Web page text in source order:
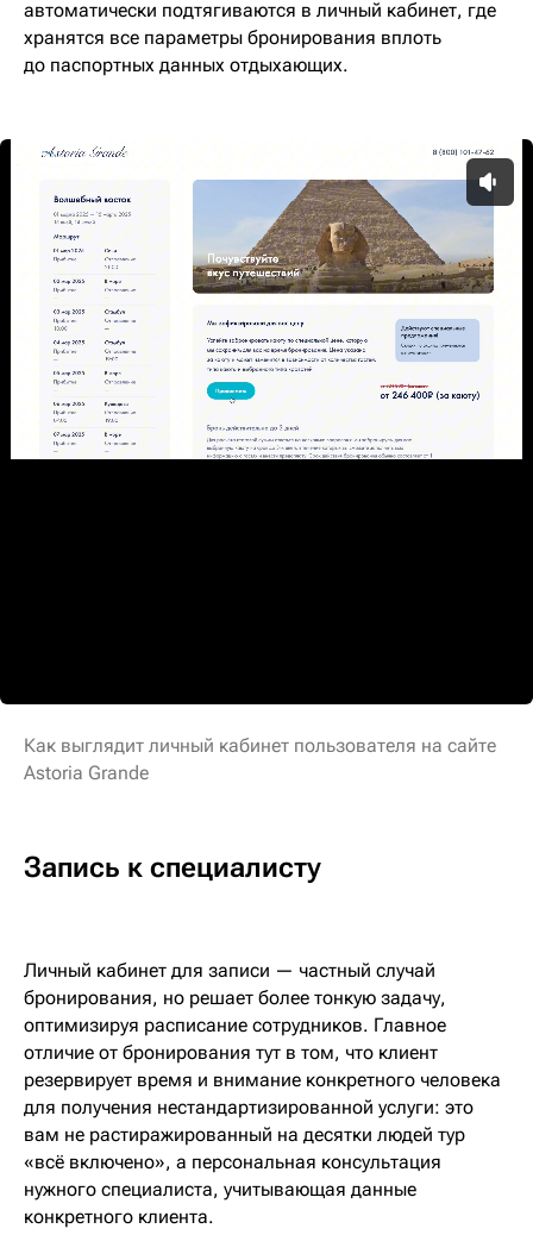
автоматически подтягиваются в личный кабинет, где
хранятся все параметры бронирования вплоть
до паспортных данных отдыхающих.
Как выглядит личный кабинет пользователя на сайте
Astoria Grande
Запись к специалисту
Личный кабинет для записи — частный случай
бронирования, но решает более тонкую задачу,
оптимизируя расписание сотрудников. Главное
отличие от бронирования тут в том, что клиент
резервирует время и внимание конкретного человека
для получения нестандартизированной услуги: это
вам не растиражированный на десятки людей тур
«всё включено», а персональная консультация
нужного специалиста, учитывающая данные
конкретного клиента.